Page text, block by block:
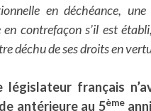
en déchéance,
en contrefaçon s’il est
déchu de ses droits en
législateur français
antérieure au 5ème